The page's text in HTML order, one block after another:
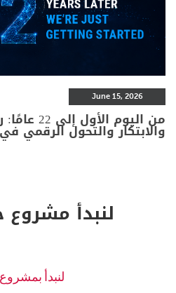
June 15, 2026
من اليوم
والابتكار والتحول
لنبدأ مشروع